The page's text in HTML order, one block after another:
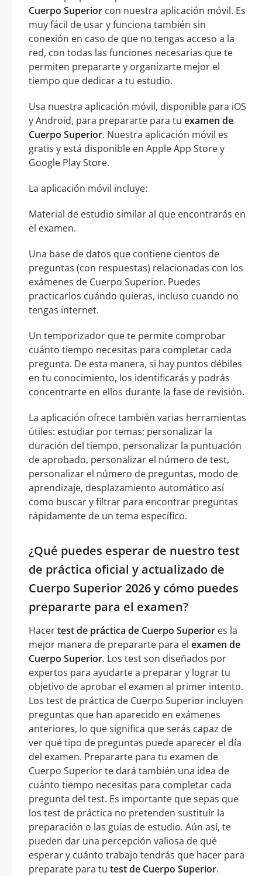
Cuerpo Superior con nuestra aplicación móvil. Es
muy fácil de usar y funciona también sin
conexión en caso de que no tengas acceso a la
red, con todas las funciones necesarias que te
permiten prepararte y organizarte mejor el
tiempo que dedicar a tu estudio.
Usa nuestra aplicación móvil, disponible para iOS
y Android, para prepararte para tu examen de
Cuerpo Superior. Nuestra aplicación móvil es
gratis y está disponible en Apple App Store y
Google Play Store.
La aplicación móvil incluye:
Material de estudio similar al que encontrarás en
el examen.
Una base de datos que contiene cientos de
preguntas (con respuestas) relacionadas con los
exámenes de Cuerpo Superior. Puedes
practicarlos cuándo quieras, incluso cuando no
tengas internet.
Un temporizador que te permite comprobar
cuánto tiempo necesitas para completar cada
pregunta. De esta manera, si hay puntos débiles
en tu conocimiento, los identificarás y podrás
concentrarte en ellos durante la fase de revisión.
La aplicación ofrece también varias herramientas
útiles: estudiar por temas; personalizar la
duración del tiempo, personalizar la puntuación
de aprobado, personalizar el número de test,
personalizar el número de preguntas, modo de
aprendizaje, desplazamiento automático así
como buscar y filtrar para encontrar preguntas
rápidamente de un tema específico.
¿Qué puedes esperar de nuestro test
de práctica oficial y actualizado de
Cuerpo Superior 2026 y cómo puedes
prepararte para el examen?
Hacertest de práctica de Cuerpo Superior es la
mejor manera de prepararte para el examen de
Cuerpo Superior. Los test son diseñados por
expertos para ayudarte a preparar y lograr tu
objetivo de aprobar el examen al primer intento.
Los test de práctica de Cuerpo Superior incluyen
preguntas que han aparecido en exámenes
anteriores, lo que significa que serás capaz de
ver qué tipo de preguntas puede aparecer el día
del examen. Prepararte para tu examen de
Cuerpo Superior te dará también una idea de
cuánto tiempo necesitas para completar cada
pregunta del test. Es importante que sepas que
los test de práctica no pretenden sustituir la
preparación o las guías de estudio. Aún así, te
pueden dar una percepción valiosa de qué
esperar y cuánto trabajo tendrás que hacer para
preparate para tu test de Cuerpo Superior.